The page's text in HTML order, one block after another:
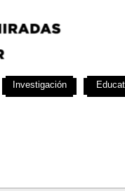
Investigación